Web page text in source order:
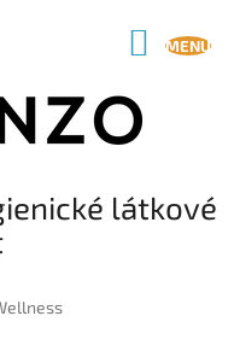
látkové